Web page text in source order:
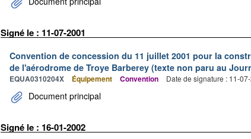
Signé le : 11-07-2001
Convention de concession du 11 juillet 2001 pour la
de l'aérodrome de Troye Barberey (texte non paru au
EQUA0310204X Équipement Convention Date de signature : 11-
Document principal
Signé le : 16-01-2002